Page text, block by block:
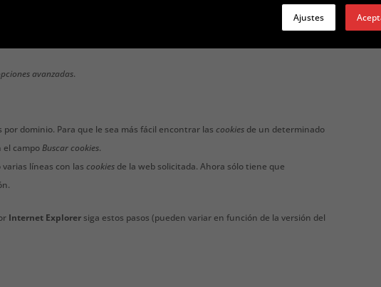
Archivo o bien pinchando el icono de personalización que aparece arriba a la
avanzadas.
por dominio. Para que le sea más fácil encontrar lascookies de un determinado
el campoBuscar cookies.
líneas con lascookies de la web solicitada. Ahora sólo tiene que
Internet Explorer siga estos pasos (pueden variar en función de la versión del
Ajustes